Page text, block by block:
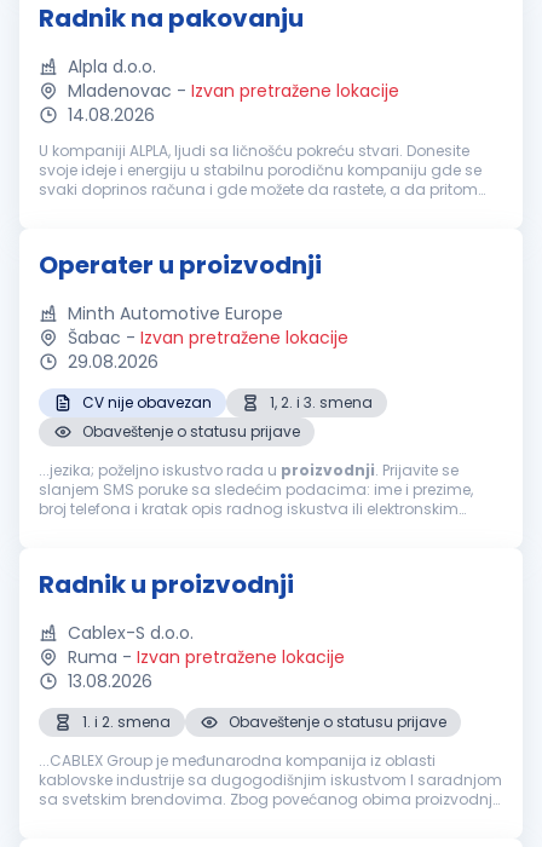
Radnik na pakovanju
Alpla d.o.o.
Mladenovac - Izvan pretražene lokacije
14.08.2026
U kompaniji ALPLA, ljudi sa ličnošću pokreću stvari. Donesite
svoje ideje i energiju u stabilnu porodičnu kompaniju gde se
svaki doprinos računa i gde možete da rastete, a da pritom
Operater u proizvodnji
Minth Automotive Europe
Šabac - Izvan pretražene lokacije
29.08.2026
CV nije obavezan
1, 2. i 3. smena
Obaveštenje o statusu prijave
...jezika; poželjno iskustvo rada u proizvodnji. Prijavite se
slanjem SMS poruke sa sledećim podacima: ime i prezime,
broj telefona i kratak opis radnog iskustva ili elektronskim
Radnik u proizvodnji
Cablex-S d.o.o.
Ruma - Izvan pretražene lokacije
13.08.2026
1. i 2. smena
Obaveštenje o statusu prijave
...CABLEX Group je međunarodna kompanija iz oblasti
kablovske industrije sa dugogodišnjim iskustvom I saradnjom
sa svetskim brendovima. Zbog povećanog obima proizvodnje,